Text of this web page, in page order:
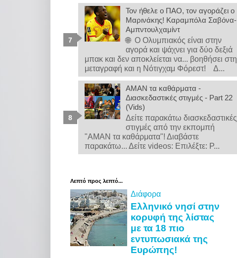
Τον ήθελε ο ΠΑΟ, τον αγοράζει ο
Μαρινάκης! Καραμπόλα Σαβόνα-
Αμπντουλχαμίντ
🌐 Ο Ολυμπιακός είναι στην
αγορά και ψάχνει για δύο δεξιά
μπακ και δεν αποκλείεται να... βοηθήσει στη
μεταγραφή και η Νότιγχαμ Φόρεστ! Δ...
ΑΜΑΝ τα καθάρματα -
Διασκεδαστικές στιγμές - Part 22
(Vids)
Δείτε παρακάτω διασκεδαστικές
στιγμές από την εκπομπή
"ΑΜΑΝ τα καθάρματα"! Διαβάστε
παρακάτω... Δείτε videos: Επιλέξτε: P...
Λεπτό προς λεπτό...
Διάφορα
Ελληνικό νησί στην
κορυφή της λίστας
με τα 18 πιο
εντυπωσιακά της
Ευρώπης!